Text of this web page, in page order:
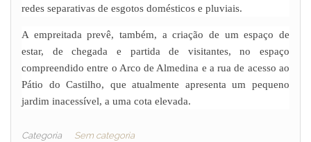
redes separativas de esgotos domésticos e pluviais.
A empreitada prevê, também, a criação de um espaço de
estar, de chegada e partida de visitantes, no espaço
compreendido entre o Arco de Almedina e a rua de acesso ao
Pátio do Castilho, que atualmente apresenta um pequeno
jardim inacessível, a uma cota elevada.
Categoria Sem categoria